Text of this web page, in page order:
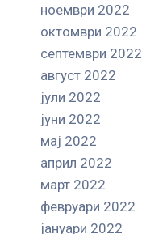
ноември 2022
октомври 2022
септември 2022
август 2022
јули 2022
јуни 2022
мај 2022
април 2022
март 2022
февруари 2022
јануари 2022